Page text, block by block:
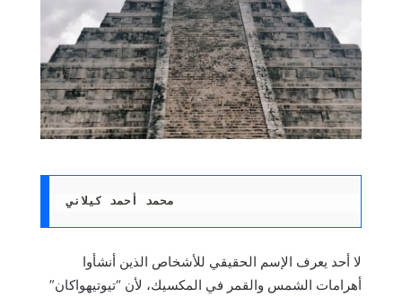
محمد أحمد كيلاني
لا أحد يعرف الإسم الحقيقي للأشخاص الذين أنشأوا
أهرامات الشمس والقمر في المكسيك، لأن “تيوتيهواكان”